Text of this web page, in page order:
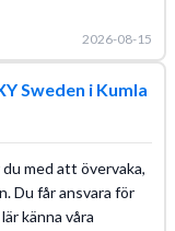
2026-08-15
Sweden i Kumla
med att övervaka,
Du får ansvara för
känna våra